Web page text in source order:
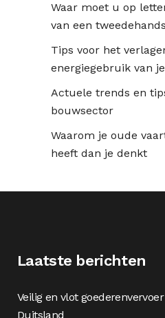
Waar moet u op
van een
Tips voor het
energiegebruik van
Actuele trends en
bouwsector
Waarom je oude
heeft dan je denkt
Laatste berichten
Veilig en vlot
Duitsland